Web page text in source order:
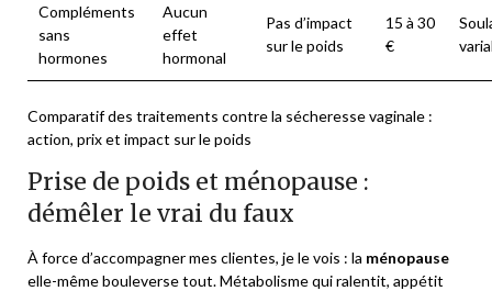
Compléments
sans
hormones
Aucun
effet
hormonal
Pas d’impact
sur le poids
15 à 30
€
Comparatif des traitements contre la sécheresse vaginale :
action, prix et impact sur le poids
Prise de poids et ménopause :
démêler le vrai du faux
À force d’accompagner mes clientes, je le vois : la ménopause
elle-même bouleverse tout. Métabolisme qui ralentit, appétit